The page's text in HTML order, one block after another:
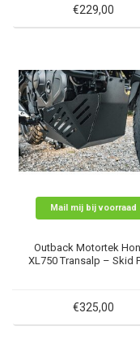
€229,00
Mail mij bij voorraad
Outback Motortek
XL750 Transalp – Skid
€325,00